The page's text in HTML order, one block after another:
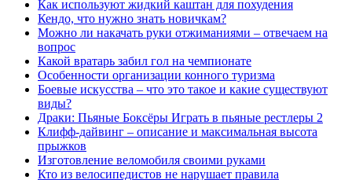
Как используют жидкий каштан для похудения
Кендо, что нужно знать новичкам?
Можно ли накачать руки отжиманиями – отвечаем на
вопрос
Какой вратарь забил гол на чемпионате
Особенности организации конного туризма
Боевые искусства – что это такое и какие существуют
виды?
Драки: Пьяные Боксёры Играть в пьяные рестлеры 2
Клифф-дайвинг – описание и максимальная высота
прыжков
Изготовление веломобиля своими руками
Кто из велосипедистов не нарушает правила